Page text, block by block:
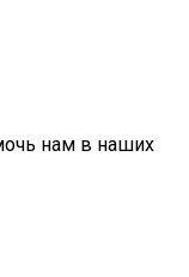
нам в наших